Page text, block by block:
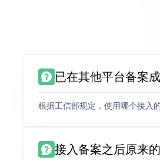
已在其他平台备案
根据工信部规定，使用哪个接入
接入备案之后原来